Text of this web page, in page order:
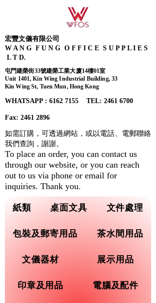
宏豐文儀有限公司
W A N G F U N G O F F I C E S U P P L I E S
L T D.
屯門建榮街33號建榮工業大廈14樓01室
Unit 1401, Kin Wing Industrial Building, 33
Kin Wing St, Tuen Mun, Hong Kong
WHATSAPP : 6162 7155​ TEL: 2461 6700
Fax: 2461 2896
紙類 桌面文具 文件處理
包裝及郵寄用品 茶水間用品
文儀器材 展示用品
印章及用品 電腦及配件
如需訂購，可透過網站，或以電話、電郵聯絡
我們查詢， 謝謝。
To place an order, you can contact us
through our website, or you can reach
out to us via phone or email for
inquiries. Thank you.